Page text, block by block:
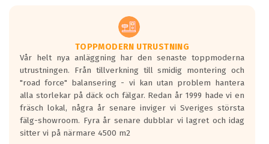
TOPPMODERN UTRUSTNING
Vår helt nya anläggning har den senaste toppmoderna
utrustningen. Från tillverkning till smidig montering och
"road force" balansering - vi kan utan problem hantera
alla storlekar på däck och fälgar. Redan år 1999 hade vi en
fräsch lokal, några år senare inviger vi Sveriges största
fälg-showroom. Fyra år senare dubblar vi lagret och idag
sitter vi på närmare 4500 m2